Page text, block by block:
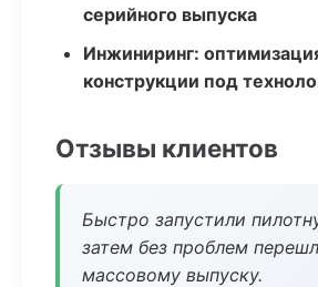
серийного выпуска
Инжиниринг:
конструкции под
Отзывы клиентов
Быстро запустили
затем без проблем
массовому выпуску.